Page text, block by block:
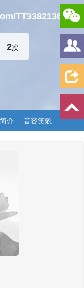
TT338213604
2次
介 音容笑貌